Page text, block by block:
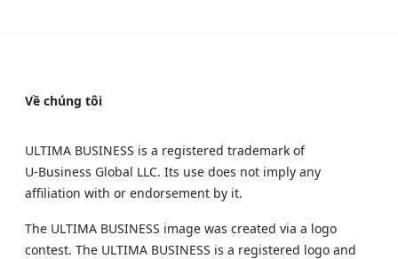
Về chúng tôi
ULTIMA BUSINESS is a registered trademark of
U‑Business Global LLC. Its use does not imply any
affiliation with or endorsement by it.
The ULTIMA BUSINESS image was created via a logo
contest. The ULTIMA BUSINESS is a registered logo and